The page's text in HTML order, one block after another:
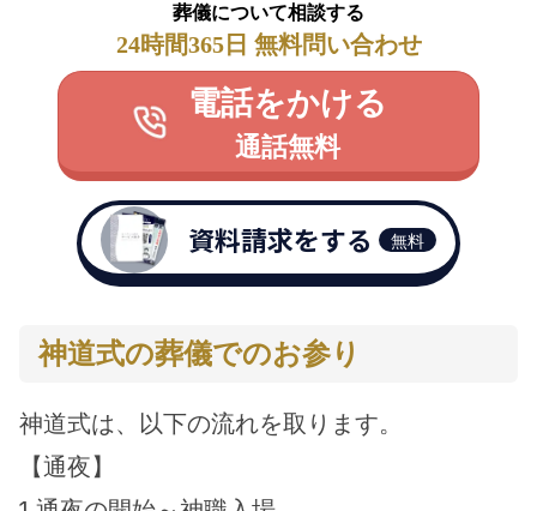
葬儀について相談する
24時間365日 無料問い合わせ
電話をかける
通話無料
資料請求をする 無料
神道式の葬儀でのお参り
神道式は、以下の流れを取ります。
【通夜】